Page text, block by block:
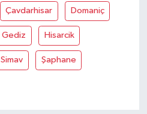
Çavdarhisar Domaniç
Gediz Hisarcik
Simav Şaphane